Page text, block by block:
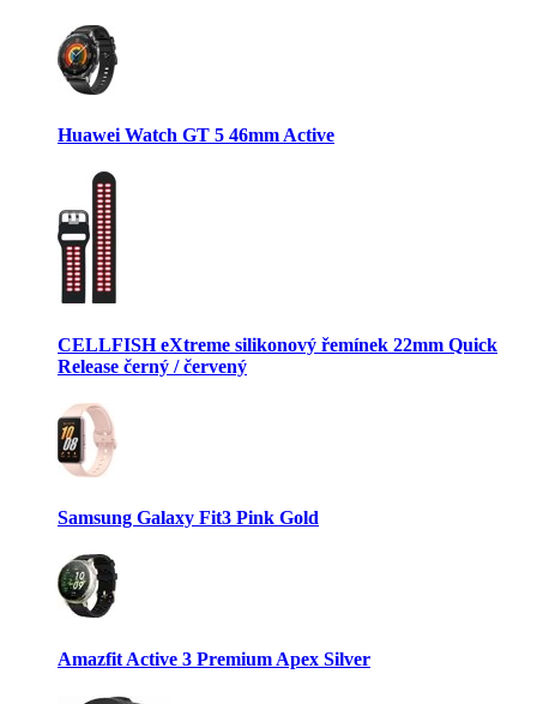
Huawei Watch GT 5 46mm Active
CELLFISH eXtreme silikonový řemínek 22mm Quick
Release černý / červený
Samsung Galaxy Fit3 Pink Gold
Amazfit Active 3 Premium Apex Silver